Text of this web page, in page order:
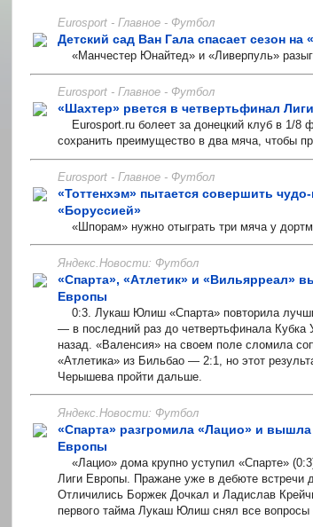
Eurosport - Главное - Футбол
Детский сад Ван Гала спасает сезон
«Манчестер Юнайтед» и «Ливерпуль»
Eurosport - Главное - Футбол
«Шахтер» рвется в четвертьфинал
Eurosport.ru болеет за донецкий клуб в 1/8
сохранить преимущество в два мяча, чтобы
Eurosport - Главное - Футбол
«Тоттенхэм» пытается совершить
«Боруссией»
«Шпорам» нужно отыграть три мяча у
Яндекс.Новости: Футбол
«Спарта», «Атлетик» и «Вильярреал»
Европы
0:3. Лукаш Юлиш «Спарта» повторила
— в последний раз до четвертьфинала
назад. «Валенсия» на своем поле сломила
«Атлетика» из Бильбао — 2:1, но этот
Черышева пройти дальше.
Яндекс.Новости: Футбол
«Спарта» разгромила «Лацио» и
Европы
«Лацио» дома крупно уступил «Спарте»
Лиги Европы. Пражане уже в дебюте встречи
Отличились Боржек Дочкал и Ладислав
первого тайма Лукаш Юлиш снял все вопросы